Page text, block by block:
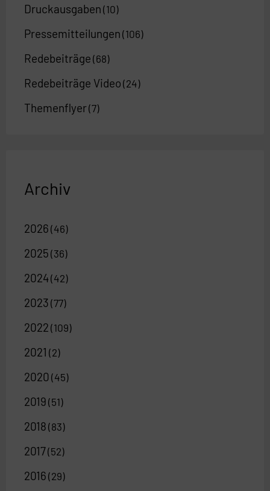
Druckausgaben (10)
Pressemitteilungen (106)
Redebeiträge (68)
Redebeiträge Video (24)
Themenflyer(7)
Archiv
2026 (46)
2025 (36)
2024 (42)
2023 (77)
2022 (109)
2021 (2)
2020 (45)
2019 (51)
2018 (83)
2017(52)
2016 (29)